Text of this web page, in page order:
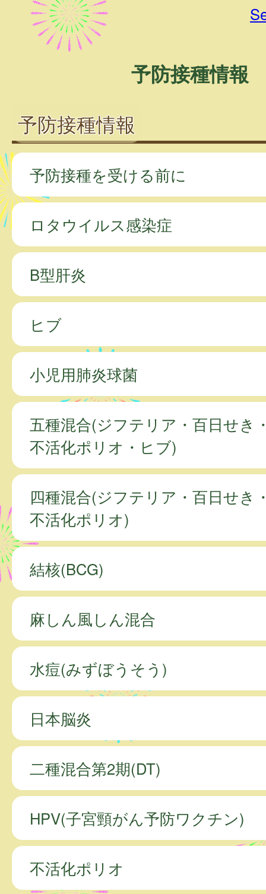
予防接種情報
予防接種情報
予防接種を受ける前に
ロタウイルス感染症
B型肝炎
ヒブ
小児用肺炎球菌
五種混合(ジフテリア・百日せき
不活化ポリオ・ヒブ)
四種混合(ジフテリア・百日せき
不活化ポリオ)
結核(BCG)
麻しん風しん混合
水痘(みずぼうそう)
日本脳炎
二種混合第2期(DT)
HPV(子宮頸がん予防ワクチン)
不活化ポリオ